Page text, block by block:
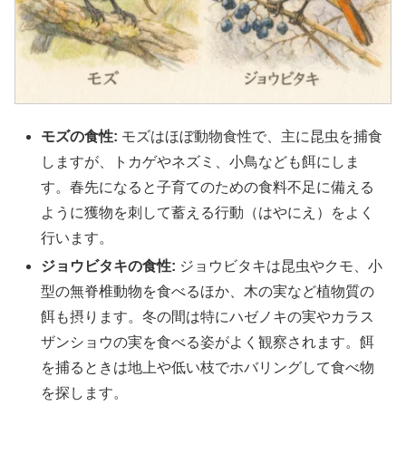
モズの食性: モズはほぼ動物食性で、主に昆虫を捕食
しますが、トカゲやネズミ、小鳥なども餌にしま
す。春先になると子育てのための食料不足に備える
ように獲物を刺して蓄える行動（はやにえ）をよく
行います。
ジョウビタキの食性: ジョウビタキは昆虫やクモ、小
型の無脊椎動物を食べるほか、木の実など植物質の
餌も摂ります。冬の間は特にハゼノキの実やカラス
ザンショウの実を食べる姿がよく観察されます。餌
を捕るときは地上や低い枝でホバリングして食べ物
を探します。